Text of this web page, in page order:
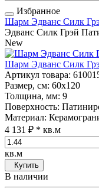
Избранное
Шарм Эдванс Силк
Эдванс Силк Грэй
New
Шарм Эдванс Силк
Артикул товара:
Размер, см: 60x120
Толщина, мм: 9
Поверхность:
Материал:
4 131 ₽ * кв.м
кв.м
Купить
В наличии